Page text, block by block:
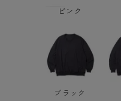
ピンク
ブラック